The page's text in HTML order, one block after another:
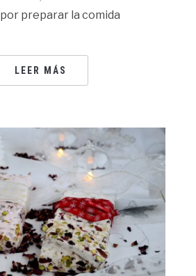
preparar la comida
LEER MÁS